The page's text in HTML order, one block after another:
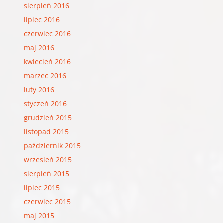
sierpień 2016
lipiec 2016
czerwiec 2016
maj 2016
kwiecień 2016
marzec 2016
luty 2016
styczeń 2016
grudzień 2015
listopad 2015
październik 2015
wrzesień 2015
sierpień 2015
lipiec 2015
czerwiec 2015
maj 2015